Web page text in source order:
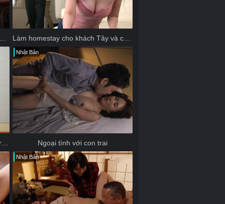
giáo đang buồn vì chồng ngoại tình Làm homestay cho khách Tây và cái kết
Nhật Bản
Ngoại tình với con trai
Nhật Bản